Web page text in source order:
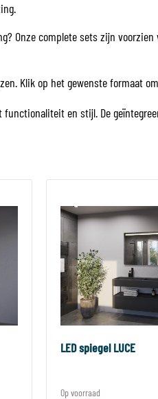
Onze complete sets zijn
Klik op het gewenste formaat
en stijl. De
LED spiegel LUCE
Op voorraad